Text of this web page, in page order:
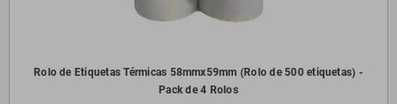
Rolo de Etiquetas Térmicas 58mmx59mm (Rolo de 500 etiquetas) -
Pack de 4 Rolos